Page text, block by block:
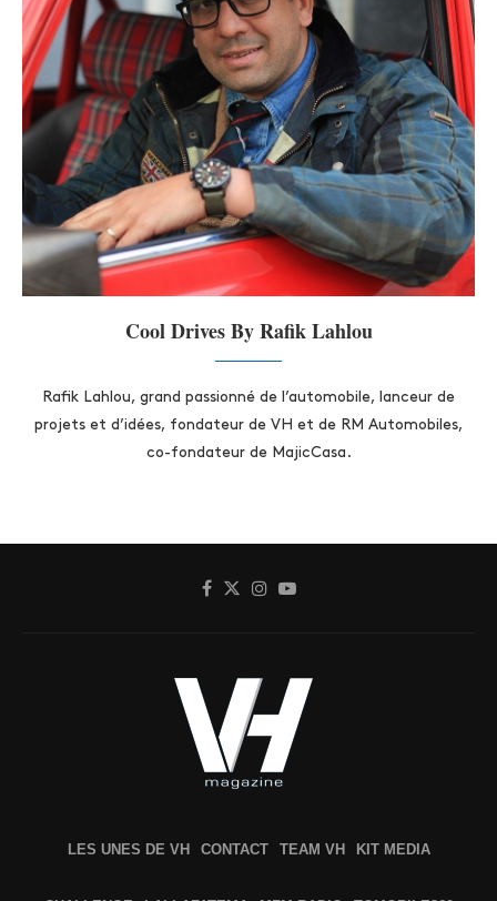
Cool Drives By Rafik Lahlou
Rafik Lahlou, grand passionné de l’automobile, lanceur de
projets et d’idées, fondateur de VH et de RM Automobiles,
co-fondateur de MajicCasa.
LES UNES DE VH CONTACT TEAM VH KIT MEDIA